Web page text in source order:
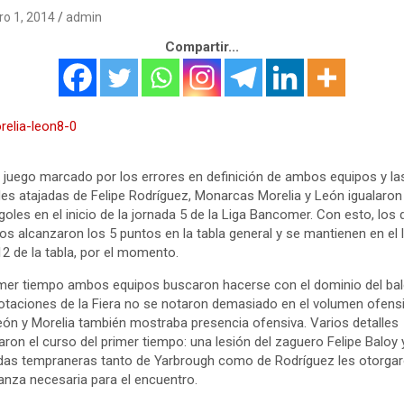
1, 2014 admin
Compartir...
juego marcado por los errores en definición de ambos equipos y
atajadas de Felipe Rodríguez, Monarcas Morelia y León
en el inicio de la jornada 5 de la Liga Bancomer. Con esto, los
alcanzaron los 5 puntos en la tabla general y se mantienen en el
de la tabla, por el momento.
tiempo ambos equipos buscaron hacerse con el dominio del
de la Fiera no se notaron demasiado en el volumen
y Morelia también mostraba presencia ofensiva. Varios detalles
el curso del primer tiempo: una lesión del zaguero Felipe Baloy
tempraneras tanto de Yarbrough como de Rodríguez les
necesaria para el encuentro.